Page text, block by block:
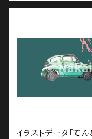
イラストデータ「てん